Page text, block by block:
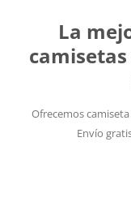
La
camisetas
Ofrecemos
Envío